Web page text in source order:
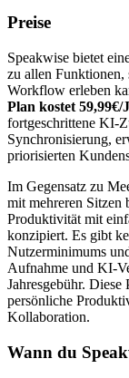
Preise
Speakwise bietet
zu allen Funktionen,
Workflow erleben
Plan kostet 59,99€/
fortgeschrittene KI-
Synchronisierung,
priorisierten
Im Gegensatz zu
mit mehreren Sitzen
Produktivität mit
konzipiert. Es gibt
Nutzerminimums
Aufnahme und KI-
Jahresgebühr. Diese
persönliche
Kollaboration.
Wann du